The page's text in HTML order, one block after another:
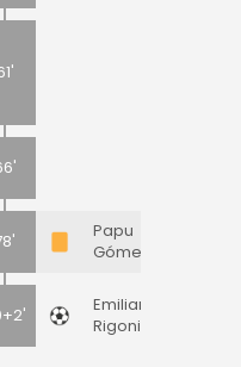
Papu
Gómez
Emiliano
Rigoni